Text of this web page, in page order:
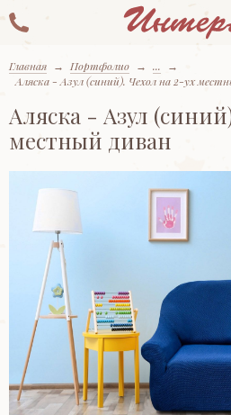
Главная → Портфолио → ...
→
Аляска - Азул (синий). Чехол на 2-ух
Аляска - Азул
местный диван